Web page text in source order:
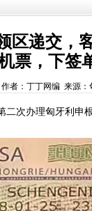
区递交，
票，下签
者：丁丁网编 来源
二次办理匈牙利申